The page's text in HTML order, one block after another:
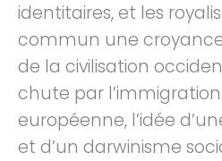
identitaires, et les
commun une
de la civilisation
chute par
européenne, l’idée
et d’un darwinisme